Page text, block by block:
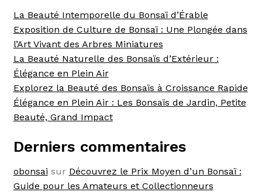
La Beauté Intemporelle du Bonsaï d’Érable
Exposition de Culture de Bonsaï : Une Plongée dans
l’Art Vivant des Arbres Miniatures
La Beauté Naturelle des Bonsaïs d’Extérieur :
Élégance en Plein Air
Explorez la Beauté des Bonsaïs à Croissance Rapide
Élégance en Plein Air : Les Bonsaïs de Jardin, Petite
Beauté, Grand Impact
Derniers commentaires
obonsai sur Découvrez le Prix Moyen d’un Bonsaï :
Guide pour les Amateurs et Collectionneurs